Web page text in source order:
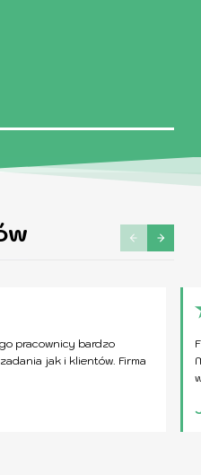
pracownicy bardzo
jak i klientów. Firma